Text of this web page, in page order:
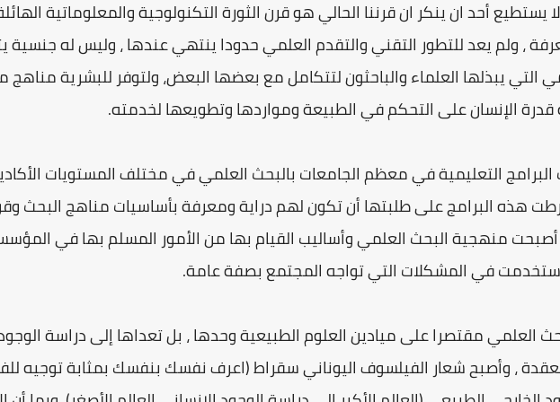
يستطيع أحد ان ينكر ان قرننا الحالي هو قرن الثورة التكنولوجية والمعلوماتية
، ولم يعد للتطور التقني والتقدم العلمي حدودا ينتهي عندها ، وليس له جنسية
التي يبذلها العلماء والباحثون لتتكامل مع بعضها البعض، ولتوفر للبشرية
قدرة الإنسان على التحكم في الطبيعة ومواردها وتطويعها لخدمته.
التعليمية في معظم الجامعات بالبحث العلمي في مختلف المستويات
هذه البرامج على طلبتها أن تكون لهم دراية ومعرفة بأساسيات مناهج
منهجية البحث العلمي وأساليب القيام بها من الأمور المسلم بها في
في المشكلات التي تواجه المجتمع بصفة عامة.
العلمي مقتصرا على ميادين العلوم الطبيعية وحدها ، بل تعداها إلى دراسة
، وأصبح شعار الفيلسوف اليوناني سقراط (اعرف نفسك بنفسك بمثابة توجيه